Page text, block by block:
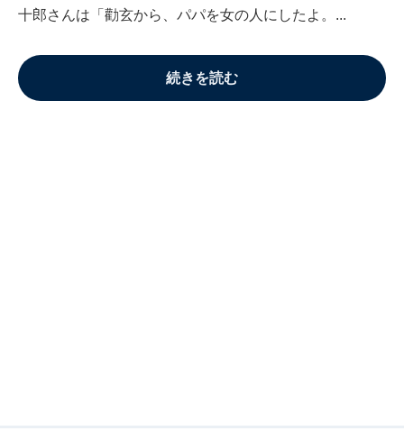
十郎さんは「勸玄から、パパを女の人にしたよ。...
続きを読む